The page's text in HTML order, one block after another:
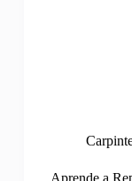
Aprende a